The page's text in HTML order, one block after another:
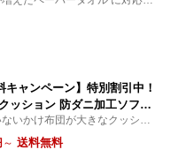
地にははっ水加工を施してい
ンジングタオルや箱ティッシ
キャンペーン】特別割引中！
ッション 防ダニ加工ソファ
品 収納の悩みを解決します
布団 こたつ布団 サンベルム
いかけ布団が大きなクッショ
袋。座布団やこたつ布団、冬
にも便利です。インテリアに
～ 送料無料